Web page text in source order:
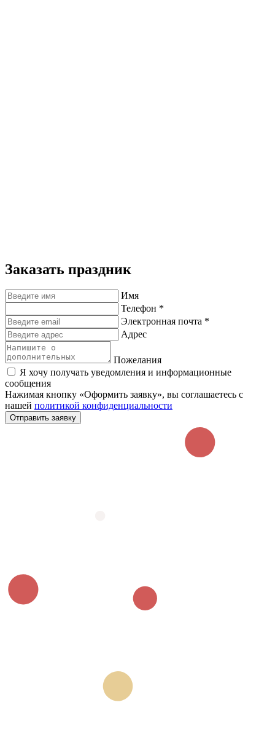
Заказать праздник
Имя
Телефон *
Электронная почта *
Адрес
Пожелания
Я хочу получать уведомления и информационные
сообщения
Нажимая кнопку «Оформить заявку», вы соглашаетесь с
нашей политикой конфиденциальности
Отправить заявку